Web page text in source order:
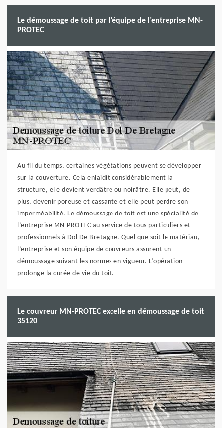
Le démoussage de toit par l’équipe de l’entreprise MN-
PROTEC
Au fil du temps, certaines végétations peuvent se développer
sur la couverture. Cela enlaidit considérablement la
structure, elle devient verdâtre ou noirâtre. Elle peut, de
plus, devenir poreuse et cassante et elle peut perdre son
imperméabilité. Le démoussage de toit est une spécialité de
l’entreprise MN-PROTEC au service de tous particuliers et
professionnels à Dol De Bretagne. Quel que soit le matériau,
l’entreprise et son équipe de couvreurs assurent un
démoussage suivant les normes en vigueur. L’opération
prolonge la durée de vie du toit.
Le couvreur MN-PROTEC excelle en démoussage de toit
35120